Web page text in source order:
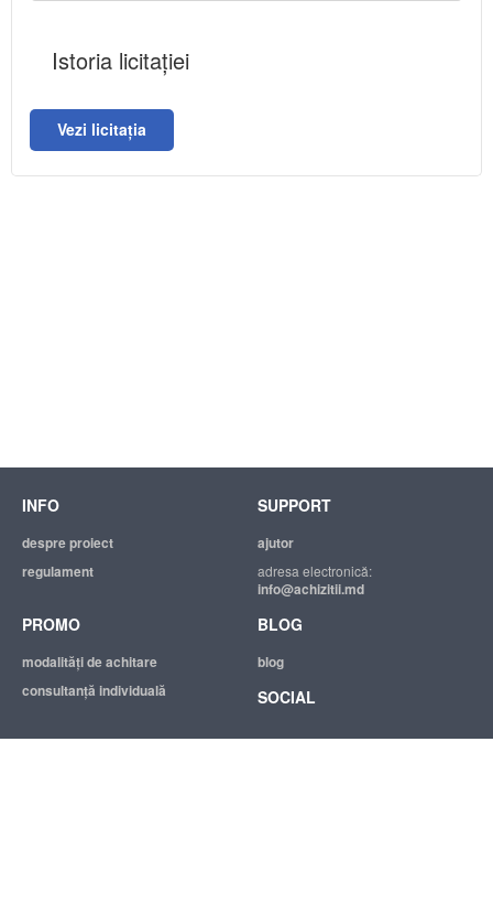
Istoria licitației
Vezi licitația
INFO
despre proiect
regulament
SUPPORT
ajutor
adresa electronică:
info@achizitii.md
PROMO
modalităţi de achitare
consultanță individuală
BLOG
blog
SOCIAL